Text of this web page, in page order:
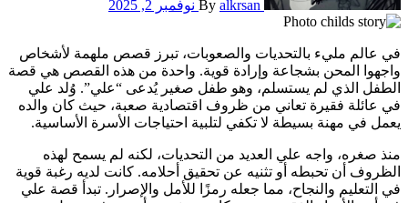
By alkrsan نوفمبر 2, 2025
في عالم مليء بالتحديات والصعوبات، تبرز قصص ملهمة لأشخاص
واجهوا المحن بشجاعة وإرادة قوية. واحدة من هذه القصص هي قصة
الطفل الذي لم يستسلم، وهو طفل صغير يُدعى “علي”. وُلد علي
في عائلة فقيرة تعاني من ظروف اقتصادية صعبة، حيث كان والده
يعمل في مهنة بسيطة لا تكفي لتلبية احتياجات الأسرة الأساسية.
منذ صغره، واجه علي العديد من التحديات، لكنه لم يسمح لهذه
الظروف أن تحبطه أو تثنيه عن تحقيق أحلامه. كانت لديه رغبة قوية
في التعليم والنجاح، مما جعله رمزًا للأمل والإصرار. تبدأ قصة علي